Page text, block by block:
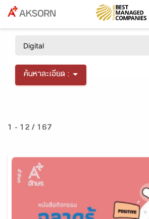
ค้นหาละเอียด :
1 - 12 / 167